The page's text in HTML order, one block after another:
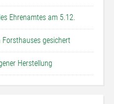
Ehrenamtes am 5.12.
Forsthauses gesichert
Herstellung